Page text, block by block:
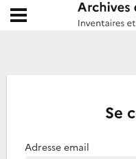
Archives
Ouvrir le menu déroulant
Se
Adresse email